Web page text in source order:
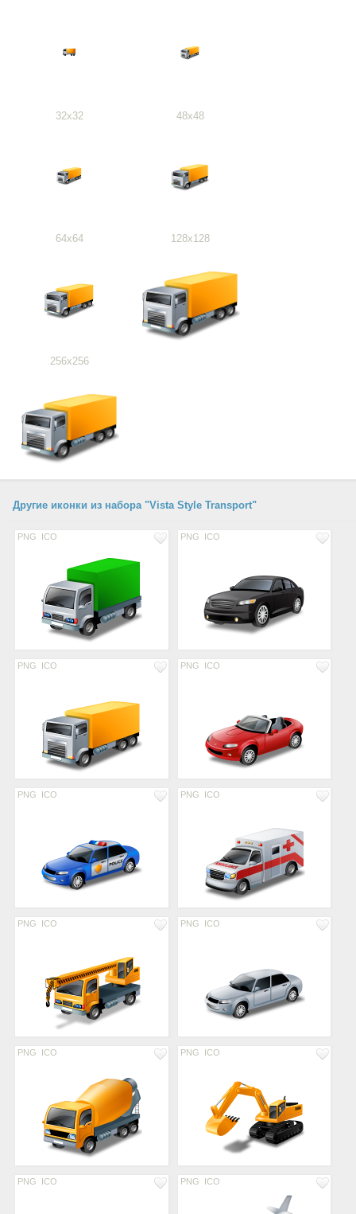
32x32 48x48
64x64 128x128
256x256
Другие иконки из набора "Vista Style Transport"
PNG ICO PNG ICO
PNG ICO PNG ICO
PNG ICO PNG ICO
PNG ICO PNG ICO
PNG ICO PNG ICO
PNG ICO PNG ICO